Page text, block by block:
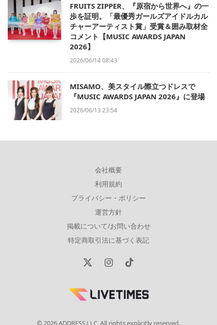
FRUITS ZIPPER、『原宿から世界へ』の一
歩を証明。「最優秀ガールズアイドルカル
チャーアーティスト賞」受賞＆囲み取材全
コメント【MUSIC AWARDS JAPAN
2026】
2026/06/14 08:43
MISAMO、美スタイル際立つドレスで
『MUSIC AWARDS JAPAN 2026』に登場
2026/06/13 23:54
会社概要
利用規約
プライバシー・ポリシー
運営方針
掲載について/お問い合わせ
特定商取引法に基づく表記
X
InstagramTikTok
© 2026 ADDRESS LLC. All rights explicitly reserved.